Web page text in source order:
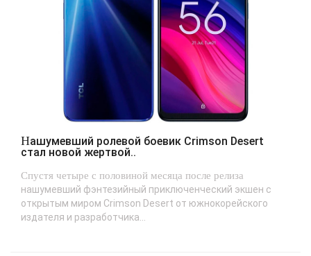
Нашумевший ролевой боевик Crimson Desert
стал новой жертвой..
Спустя четыре с половиной месяца после релиза
нашумевший фэнтезийный приключенческий экшен с
открытым миром Crimson Desert от южнокорейского
издателя и разработчика...